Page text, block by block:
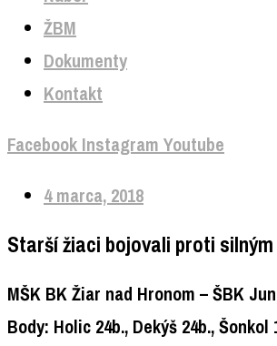
ŽBM
Dokumenty
Kontakt
Facebook Instagram Youtube
4 marca, 2018
Starší žiaci bojovali proti
MŠK BK Žiar nad Hronom –ŠBK
Body: Holic 24b., Dekýš 24b.,